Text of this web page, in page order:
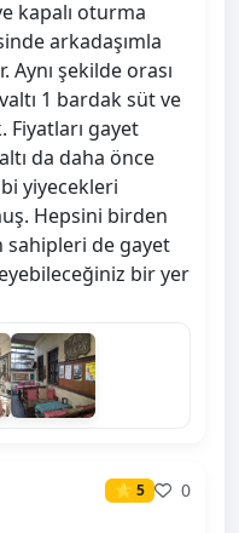
kapalı oturma
arkadaşımla
şekilde orası
1 bardak süt ve
gayet
da daha önce
yiyecekleri
Hepsini birden
sahipleri de gayet
bir yer
⭐ 5
0